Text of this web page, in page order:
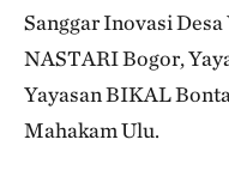
Sanggar Inovasi
NASTARI Bogor,
Yayasan BIKAL
Mahakam Ulu.